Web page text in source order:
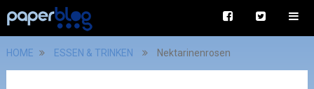
HOME ESSEN & TRINKEN Nektarinenrosen